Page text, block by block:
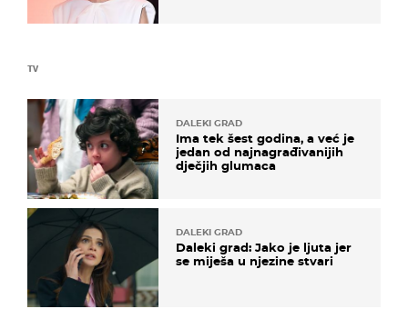
TV
DALEKI GRAD
Ima tek šest godina, a već je
jedan od najnagrađivanijih
dječjih glumaca
DALEKI GRAD
Daleki grad: Jako je ljuta jer
se miješa u njezine stvari